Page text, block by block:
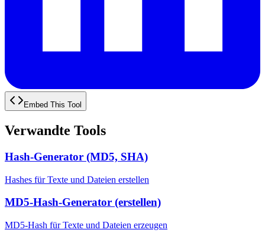
Embed This Tool
Verwandte Tools
Hash-Generator (MD5, SHA)
Hashes für Texte und Dateien erstellen
MD5-Hash-Generator (erstellen)
MD5-Hash für Texte und Dateien erzeugen